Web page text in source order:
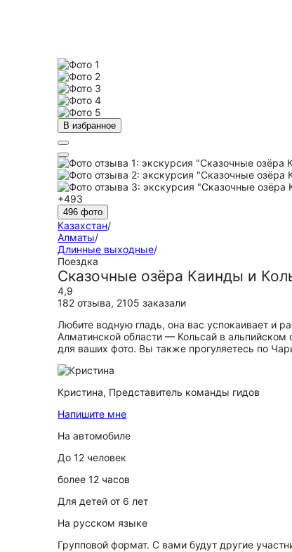
В избранное
+493
496 фото
Казахстан/
Алматы/
Длинные выходные/
Поездка
Сказочные озёра Каинды и
4,9
182 отзыва, 2105 заказали
Любите водную гладь, она вас успокаивает и
Алматинской области — Кольсай в
для ваших фото. Вы также прогуляетесь по
Кристина, Представитель команды гидов
Напишите мне
На автомобиле
До 12 человек
более 12 часов
Для детей от 6 лет
На русском языке
Групповой формат. С вами будут другие